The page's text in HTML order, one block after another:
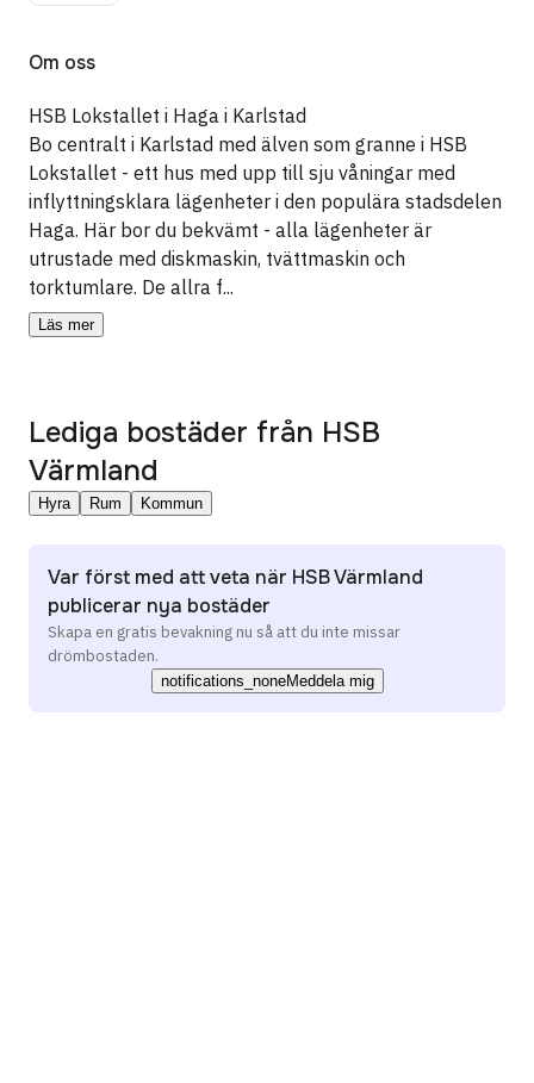
Om oss
HSB Lokstallet i Haga i Karlstad
Bo centralt i Karlstad med älven som granne i HSB
Lokstallet - ett hus med upp till sju våningar med
inflyttningsklara lägenheter i den populära stadsdelen
Haga. Här bor du bekvämt - alla lägenheter är
utrustade med diskmaskin, tvättmaskin och
torktumlare. De allra f...
Läs mer
Lediga bostäder från HSB
Värmland
Hyra Rum Kommun
Var först med att veta när HSB Värmland
publicerar nya bostäder
Skapa en gratis bevakning nu så att du inte missar
drömbostaden.
notifications_noneMeddela mig